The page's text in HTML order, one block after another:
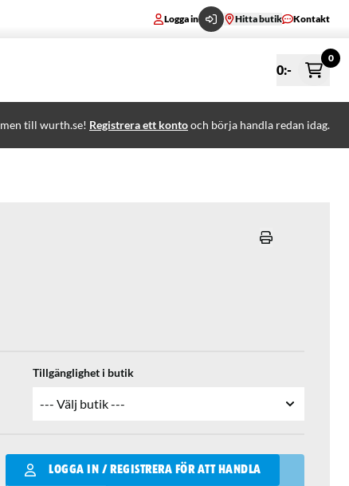
Logga in Hitta butik Kontakt
0:-
0
till wurth.se! Registrera ett kontooch börja handla redan idag.
Tillgänglighet i butik
LOGGA IN / REGISTRERA FÖR ATT HANDLA
Qantity
LÄGG I VARUKORGEN